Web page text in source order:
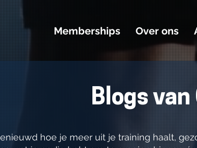
Memberships Over ons
Blogs
hoe je meer uit je training haalt,